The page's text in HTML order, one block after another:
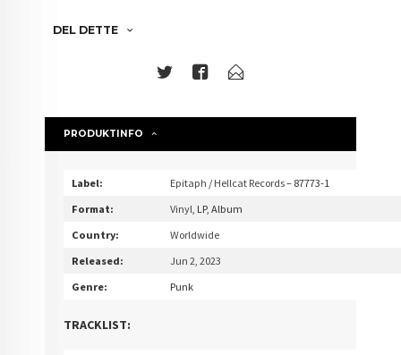
DEL DETTE
PRODUKTINFO
Label: Epitaph / Hellcat Records– 87773-1
Format:
Vinyl, LP, Album
Country:
Worldwide
Released:
Jun 2, 2023
Genre:
Punk
TRACKLIST: